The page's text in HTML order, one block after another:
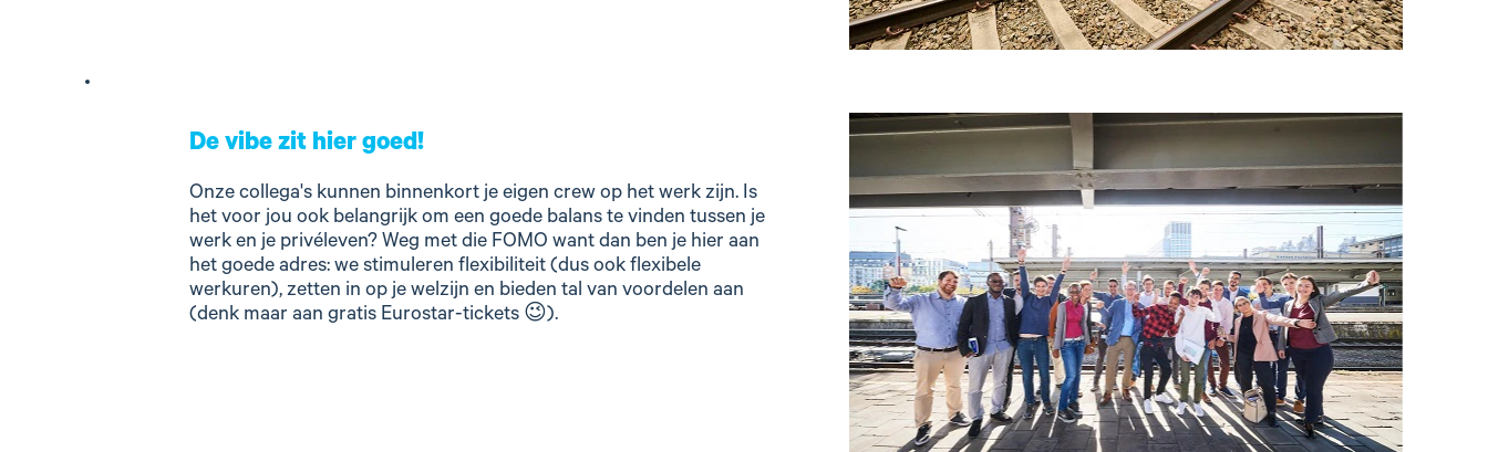
De vibe zit hier goed!
Onze collega's kunnen binnenkort je eigen crew op het werk zijn. Is
het voor jou ook belangrijk om een goede balans te vinden tussen je
werk en je privéleven? Weg met die FOMO want dan ben je hier aan
het goede adres: we stimuleren flexibiliteit (dus ook flexibele
werkuren), zetten in op je welzijn en bieden tal van voordelen aan
(denk maar aan gratis Eurostar-tickets 😉).